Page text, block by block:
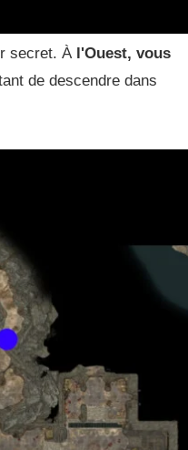
secret. Àl'Ouest, vous
de descendre dans